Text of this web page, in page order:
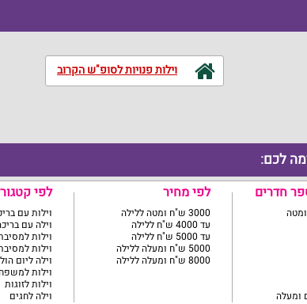
וילות פנויות לסופ"ש הקרוב
לכם:
חדרים לפי מחיר
3000 ש"ח ומטה ללילה
עד 4000 ש"ח ללילה
עד 5000 ש"ח ללילה
5000 ש"ח ומעלה ללילה
8000 ש"ח ומעלה ללילה
לפי
וילות עם
וילה עם
וילות
וילות
וילה ליום
וילות
וילות לזוגות
וילה לחגים